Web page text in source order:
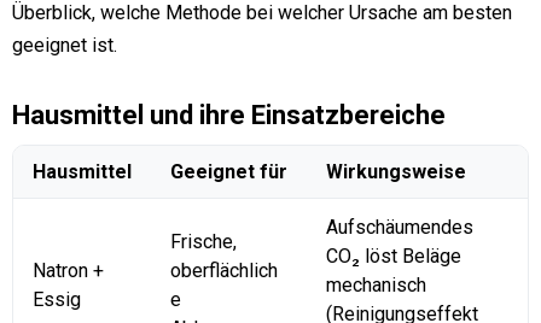
Überblick, welche Methode bei welcher Ursache am besten
geeignet ist.
Hausmittel und ihre Einsatzbereiche
Hausmittel Geeignet für Wirkungsweise
Natron +
Essig
Frische,
oberflächlich
e
Aufschäumendes
CO₂ löst Beläge
mechanisch
(Reinigungseffekt